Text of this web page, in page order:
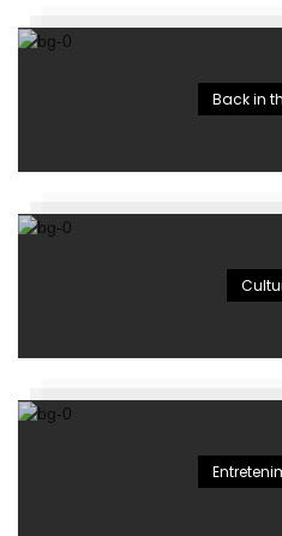
Back in